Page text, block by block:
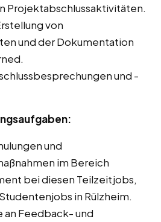
Projektabschlussaktivitäten.
von
und der Dokumentation
und -
und
im Bereich
bei diesen Teilzeitjobs,
in Rülzheim.
an Feedback- und